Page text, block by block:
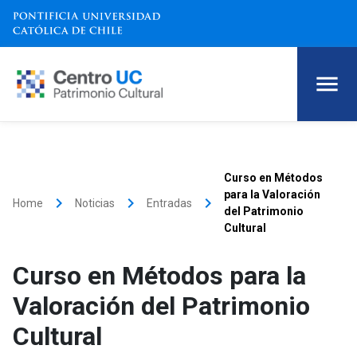
Home keyboard_arrow_right Noticias keyboard_arrow_right Entradas keyboard_arrow_right
Curso en Métodos
para la Valoración
del Patrimonio
Cultural
Curso en Métodos para la
Valoración del Patrimonio
Cultural